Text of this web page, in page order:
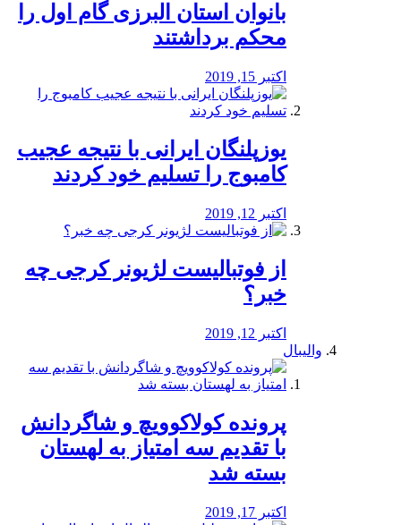
بانوان استان البرزی گام اول را
محكم برداشتند
اکتبر 15, 2019
یوزپلنگان ایرانی با نتیجه عجیب
کامبوج را تسلیم خود کردند
اکتبر 12, 2019
از فوتبالیست لژیونر کرجی چه
خبر؟
اکتبر 12, 2019
والیبال
پرونده کولاکوویچ و شاگردانش
با تقدیم سه امتیاز به لهستان
بسته شد
اکتبر 17, 2019